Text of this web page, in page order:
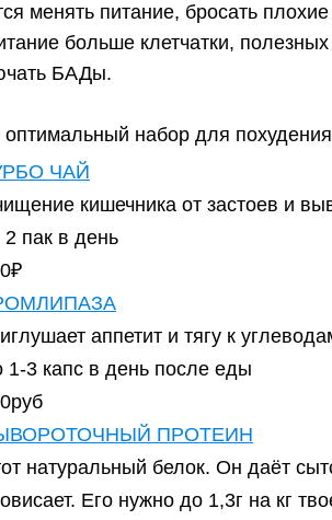
менять питание, бросать
больше клетчатки,
БАДы.
набор для
ЧАЙ
кишечника от застоев и
2 пак в день
аппетит и тягу к
1-3 капс в день после еды
ПРОТЕИН
натуральный белок. Он даёт
Его нужно до 1,3г на кг